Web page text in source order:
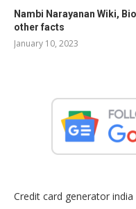
Nambi Narayanan Wiki,
other facts
January 10, 2023
Credit card generator india